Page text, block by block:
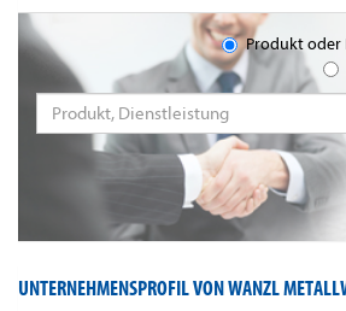
Produkt oder
UNTERNEHMENSPROFIL VON WANZL